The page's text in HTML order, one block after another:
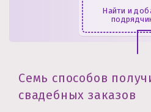
Найти и
Семь способов
свадебных заказов